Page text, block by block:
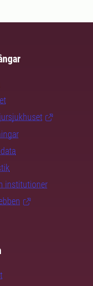
institutioner